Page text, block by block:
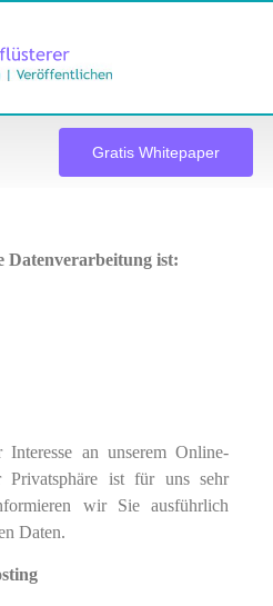
Gratis Whitepaper
ist:
an unserem Online-
ist für uns sehr
wir Sie ausführlich
Daten.